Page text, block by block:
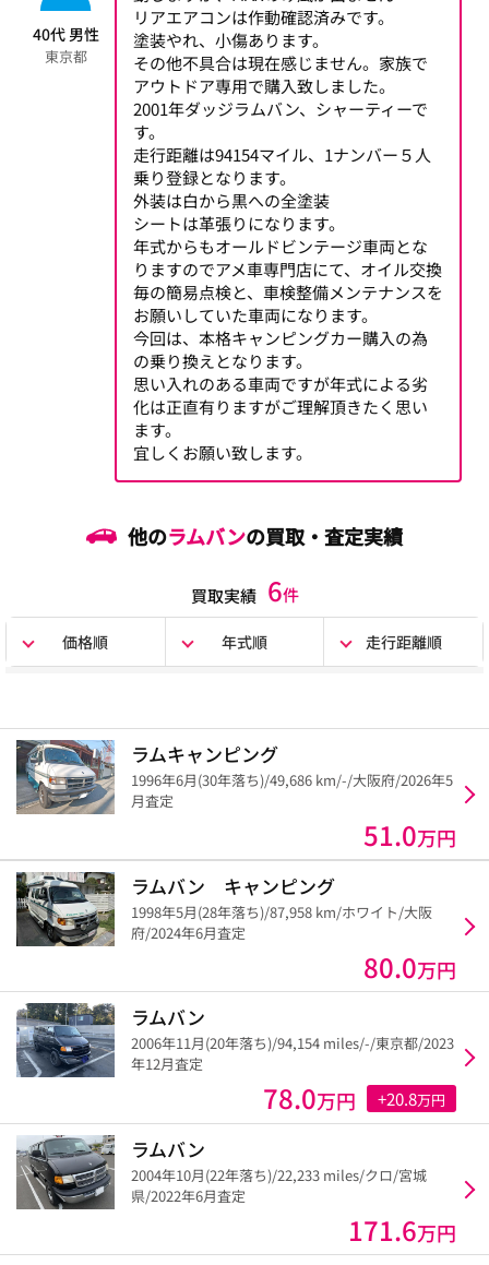
40代 男性
東京都
リアエアコンは作動確認済みです。
塗装やれ、小傷あります。
その他不具合は現在感じません。家族で
アウトドア専用で購入致しました。
2001年ダッジラムバン、シャーティーで
す。
走行距離は94154マイル、1ナンバー５人
乗り登録となります。
外装は白から黒への全塗装
シートは革張りになります。
年式からもオールドビンテージ車両とな
りますのでアメ車専門店にて、オイル交換
毎の簡易点検と、車検整備メンテナンスを
お願いしていた車両になります。
今回は、本格キャンピングカー購入の為
の乗り換えとなります。
思い入れのある車両ですが年式による劣
化は正直有りますがご理解頂きたく思い
ます。
宜しくお願い致します。
他のラムバンの買取・査定実績
買取実績 6件
価格順 年式順 走行距離順
ラムキャンピング
1996年6月(30年落ち)/49,686 km/-/大阪府/2026年5
月査定
51.0万円
ラムバン キャンピング
1998年5月(28年落ち)/87,958 km/ホワイト/大阪
府/2024年6月査定
80.0万円
ラムバン
2006年11月(20年落ち)/94,154 miles/-/東京都/2023
年12月査定
78.0万円 +20.8万円
ラムバン
2004年10月(22年落ち)/22,233 miles/クロ/宮城
県/2022年6月査定
171.6万円